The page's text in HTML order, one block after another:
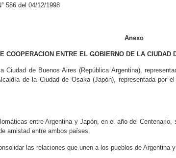
586 del 04/12/1998
Anexo
COOPERACION ENTRE EL GOBIERNO DE LA
Ciudad de Buenos Aires (República Argentina),
de la Ciudad de Osaka (Japón), representada por
entre Argentina y Japón, en el año del
amistad entre ambos países.
las relaciones que unen a los pueblos de Argentina